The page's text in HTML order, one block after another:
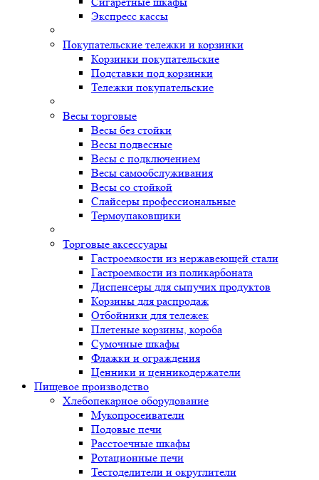
Экспресс кассы
Покупательские тележки и корзинки
Корзинки покупательские
Подставки под корзинки
Тележки покупательские
Весы торговые
Весы без стойки
Весы подвесные
Весы с подключением
Весы самообслуживания
Весы со стойкой
Слайсеры профессиональные
Термоупаковщики
Торговые аксессуары
Гастроемкости из нержавеющей стали
Гастроемкости из поликарбоната
Диспенсеры для сыпучих продуктов
Корзины для распродаж
Отбойники для тележек
Плетеные корзины, короба
Сумочные шкафы
Флажки и ограждения
Ценники и ценникодержатели
Пищевое производство
Хлебопекарное оборудование
Мукопросеиватели
Подовые печи
Расстоечные шкафы
Ротационные печи
Тестоделители и округлители